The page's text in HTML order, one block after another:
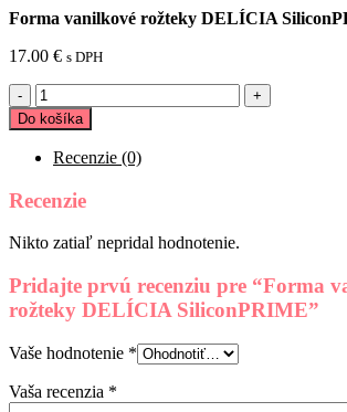
Forma vanilkové rožteky DELÍCIA
17.00 € s DPH
množstvo
Forma
vanilkové
rožteky
DELÍCIA
SiliconPRIME
Do košíka
Recenzie (0)
Recenzie
Nikto zatiaľ nepridal hodnotenie.
Pridajte prvú recenziu pre “Forma
rožteky DELÍCIA SiliconPRIME”
Vaše hodnotenie *
Vaša recenzia *